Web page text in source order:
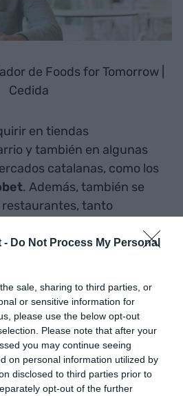
- Do Not Process My Personal
sale, sharing to third parties, or
or sensitive information for
please use the below opt-out
Please note that after your
you may continue seeing
on personal information utilized by
disclosed to third parties prior to
opt-out of the further
de Foods for Tomorrow |
Cedida
en tiendas
y también en algunas
catalanas, como los
. Además, también se
tanto
con 135 clientes y ha
de 115.000 euros
que está al mercado.
a la mayoría de
y ha empezado a exportar